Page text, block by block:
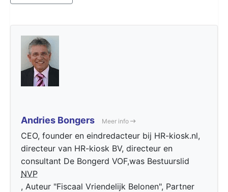
Andries Bongers Meer info
CEO, founder en eindredacteur bij HR-kiosk.nl,
directeur van HR-kiosk BV, directeur en
consultant De Bongerd VOF,was Bestuurslid
NVP
, Auteur "Fiscaal Vriendelijk Belonen", Partner